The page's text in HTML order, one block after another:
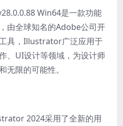
Win64是一款功能
由全球知名的Adobe公司开
具，Illustrator广泛应用于
、UI设计等领域，为设计师
无限的可能性。
2024采用了全新的用